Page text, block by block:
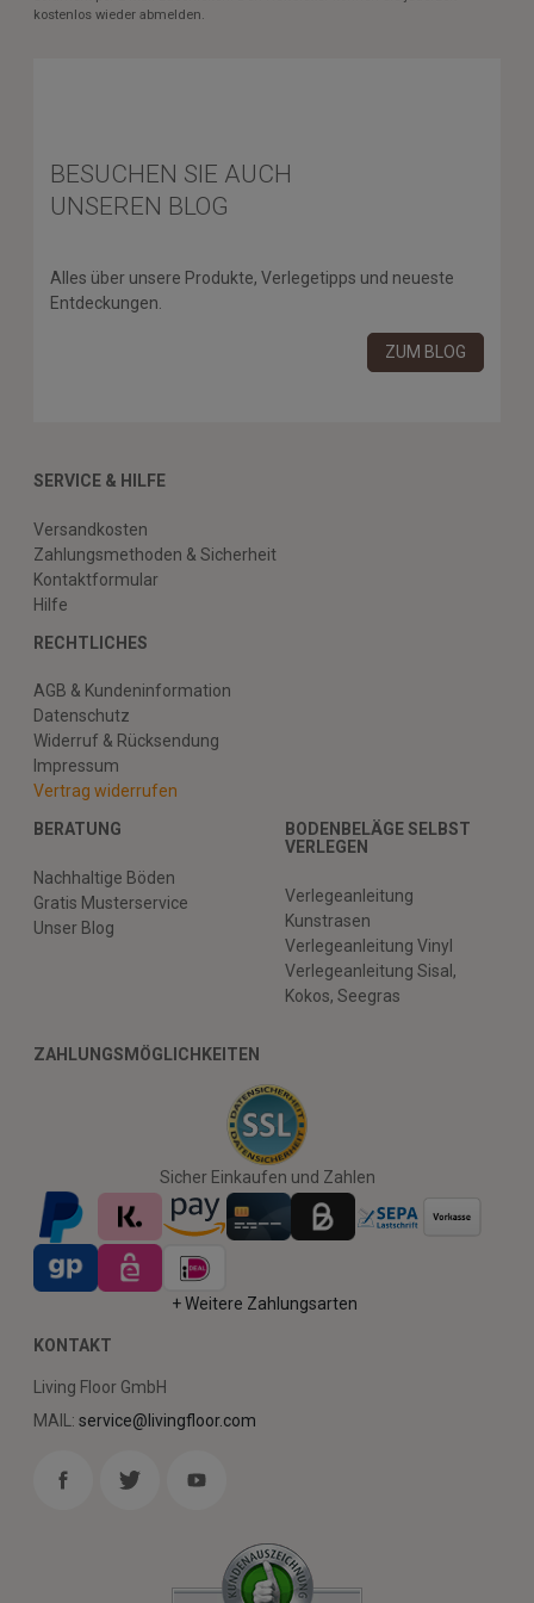
kostenlos wieder abmelden.
BESUCHEN SIE AUCH
UNSEREN BLOG
Alles über unsere Produkte, Verlegetipps und neueste
Entdeckungen.
ZUM BLOG
SERVICE & HILFE
Versandkosten
Zahlungsmethoden & Sicherheit
Kontaktformular
Hilfe
RECHTLICHES
AGB & Kundeninformation
Datenschutz
Widerruf & Rücksendung
Impressum
Vertrag widerrufen
BERATUNG
Nachhaltige Böden
Gratis Musterservice
Unser Blog
BODENBELÄGE SELBST
VERLEGEN
Verlegeanleitung
Kunstrasen
Verlegeanleitung Vinyl
Verlegeanleitung Sisal,
Kokos, Seegras
ZAHLUNGSMÖGLICHKEITEN
Sicher Einkaufen und Zahlen
+ Weitere Zahlungsarten
KONTAKT
Living Floor GmbH
MAIL: service@livingfloor.com